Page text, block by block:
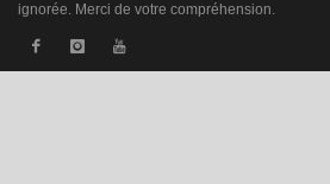
ignorée. Merci de votre compréhension.